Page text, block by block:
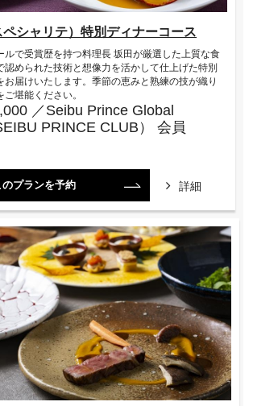
シャリテ）特別ディナーコース
ルで受賞歴を持つ料理長 坂田が厳選した上質な食
認められた技術と想像力を活かして仕上げた特別
お届けいたします。季節の恵みと熟練の技が織り
堪能ください。
／Seibu Prince Global
PRINCE CLUB） 会員
のプランを予約 詳細